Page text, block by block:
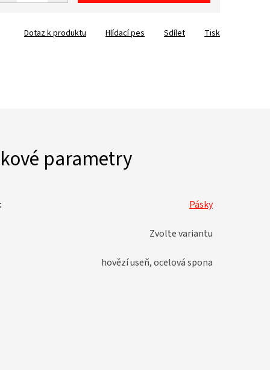
Tisk
Dotaz k produktu Hlídací pes Sdílet
parametry
: Pásky
Zvolte variantu
hovězí useň, ocelová spona